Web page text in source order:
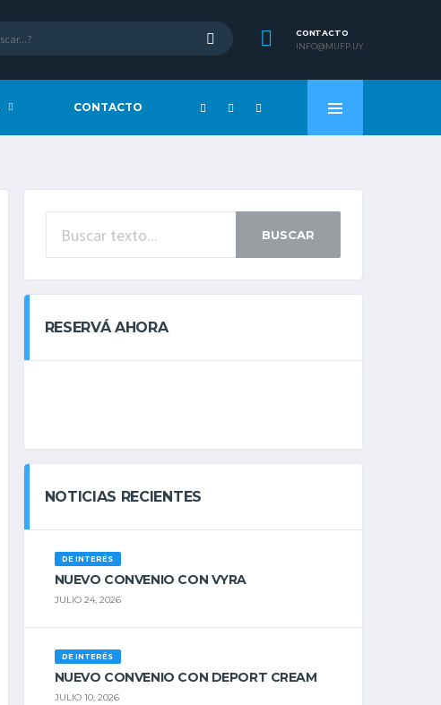
CONTACTO
INFO@MUFP.UY
CONTACTO
BUSCAR
RESERVÁ AHORA
NOTICIAS RECIENTES
DE INTERÉS
NUEVO CONVENIO CON VYRA
JULIO 24, 2026
DE INTERÉS
NUEVO CONVENIO CON DEPORT CREAM
JULIO 10, 2026